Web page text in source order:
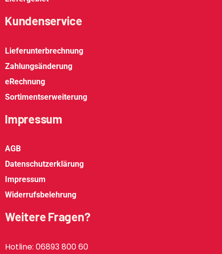
Kundenservice
Lieferunterbrechnung
Zahlungsänderung
eRechnung
Sortimentserweiterung
Impressum
AGB
Datenschutzerklärung
Impressum
Widerrufsbelehrung
Weitere Fragen?
Hotline: 06893 800 60